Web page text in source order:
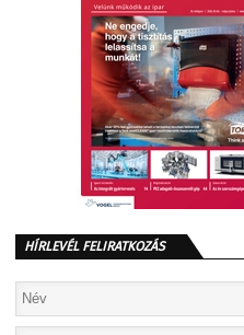
HÍRLEVÉL FELIRATKOZÁS